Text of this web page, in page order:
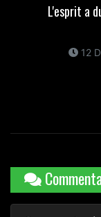
L'esprit a
12